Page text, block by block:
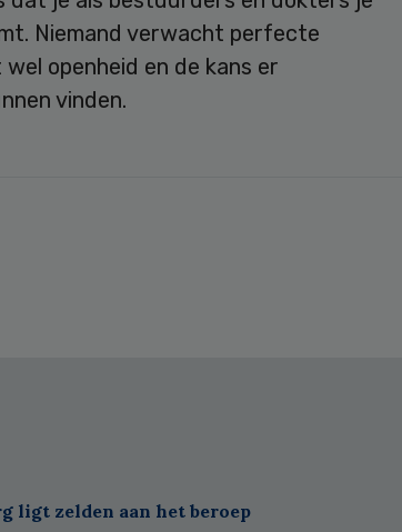
Niemand verwacht perfecte
openheid en de kans er
vinden.
ligt zelden aan het beroep